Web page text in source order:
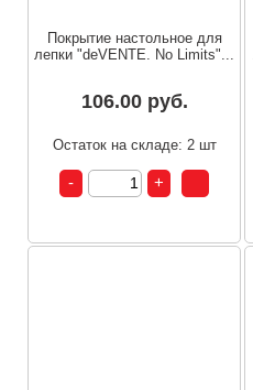
Покрытие настольное для
лепки "deVENTE. No Limits"...
106.00 руб.
Остаток на складе: 2 шт